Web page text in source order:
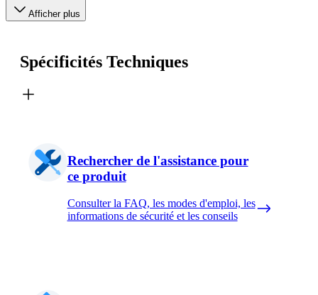
Afficher plus
Spécificités Techniques
Rechercher de l'assistance pour
ce produit
Consulter la FAQ, les modes d'emploi, les
informations de sécurité et les conseils